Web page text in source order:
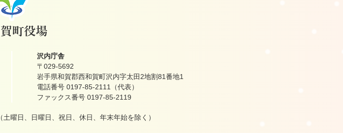
沢内庁舎
〒029-5692
岩手県和賀郡西和賀町沢内字太田2地割81番地1
電話番号 0197-85-2111（代表）
ファックス番号 0197-85-2119
（土曜日、日曜日、祝日、休日、年末年始を除く）